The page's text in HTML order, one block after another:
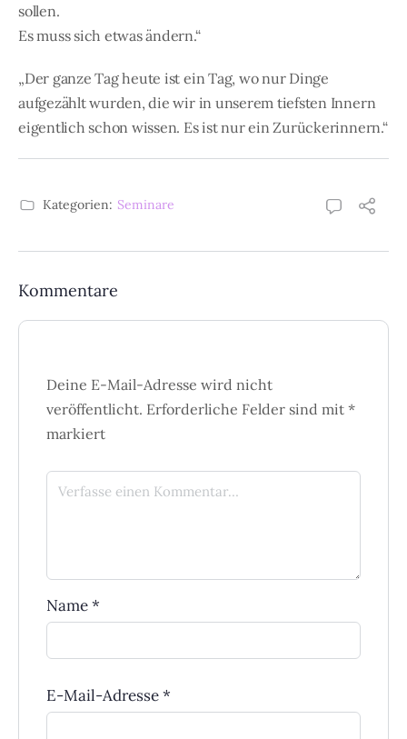
sollen.
Es muss sich etwas ändern.“
„Der ganze Tag heute ist ein Tag, wo nur Dinge
aufgezählt wurden, die wir in unserem tiefsten Innern
eigentlich schon wissen. Es ist nur ein Zurückerinnern.“
Kategorien: Seminare
Kommentare
Deine E-Mail-Adresse wird nicht
veröffentlicht. Erforderliche Felder sind mit *
markiert
Name*
E-Mail-Adresse*